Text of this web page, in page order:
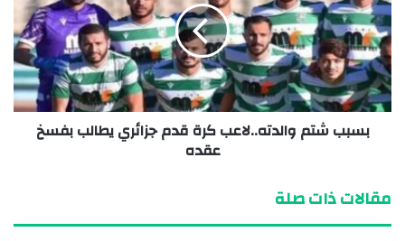
بسبب شتم والدته..لاعب كرة قدم جزائري يطالب بفسخ
عقده
مقالات ذات صلة